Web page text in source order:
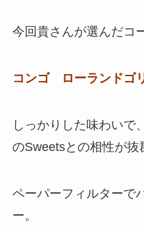
今回貴さんが選んだコ
コンゴ ローランドゴ
しっかりした味わいで
のSweetsとの相性が抜
ペーパーフィルターで
ー。